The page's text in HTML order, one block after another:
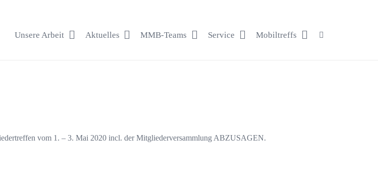
Unsere Arbeit Aktuelles MMB-Teams Service Mobiltreffs
vom 1. – 3. Mai 2020 incl. der Mitgliederversammlung ABZUSAGEN.